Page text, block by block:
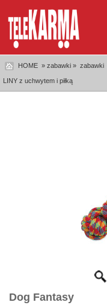
HOME » zabawki » zabawki
LINY z uchwytem i piłką
Dog Fantasy